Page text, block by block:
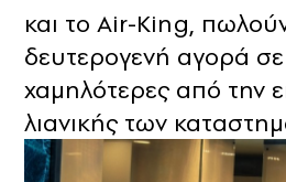
και το Air-King,
δευτερογενή αγορά σε
χαμηλότερες από την
λιανικής των